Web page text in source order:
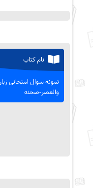
نام کتاب
والعصر-صحنه